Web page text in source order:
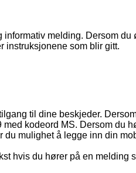
melding. Dersom du
instruksjonene som blir gitt.
til dine beskjeder.
kodeord MS. Dersom du
du mulighet å legge inn din
hvis du hører på en melding